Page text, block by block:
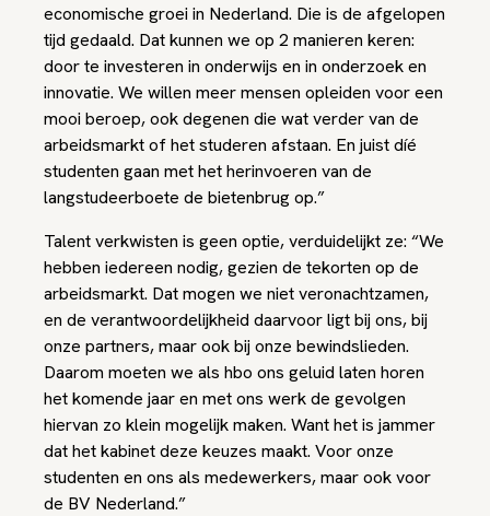
economische groei in Nederland. Die is de afgelopen
tijd gedaald. Dat kunnen we op 2 manieren keren:
door te investeren in onderwijs en in onderzoek en
innovatie. We willen meer mensen opleiden voor een
mooi beroep, ook degenen die wat verder van de
arbeidsmarkt of het studeren afstaan. En juist díé
studenten gaan met het herinvoeren van de
langstudeerboete de bietenbrug op.”
Talent verkwisten is geen optie, verduidelijkt ze: “We
hebben iedereen nodig, gezien de tekorten op de
arbeidsmarkt. Dat mogen we niet veronachtzamen,
en de verantwoordelijkheid daarvoor ligt bij ons, bij
onze partners, maar ook bij onze bewindslieden.
Daarom moeten we als hbo ons geluid laten horen
het komende jaar en met ons werk de gevolgen
hiervan zo klein mogelijk maken. Want het is jammer
dat het kabinet deze keuzes maakt. Voor onze
studenten en ons als medewerkers, maar ook voor
de BV Nederland.”